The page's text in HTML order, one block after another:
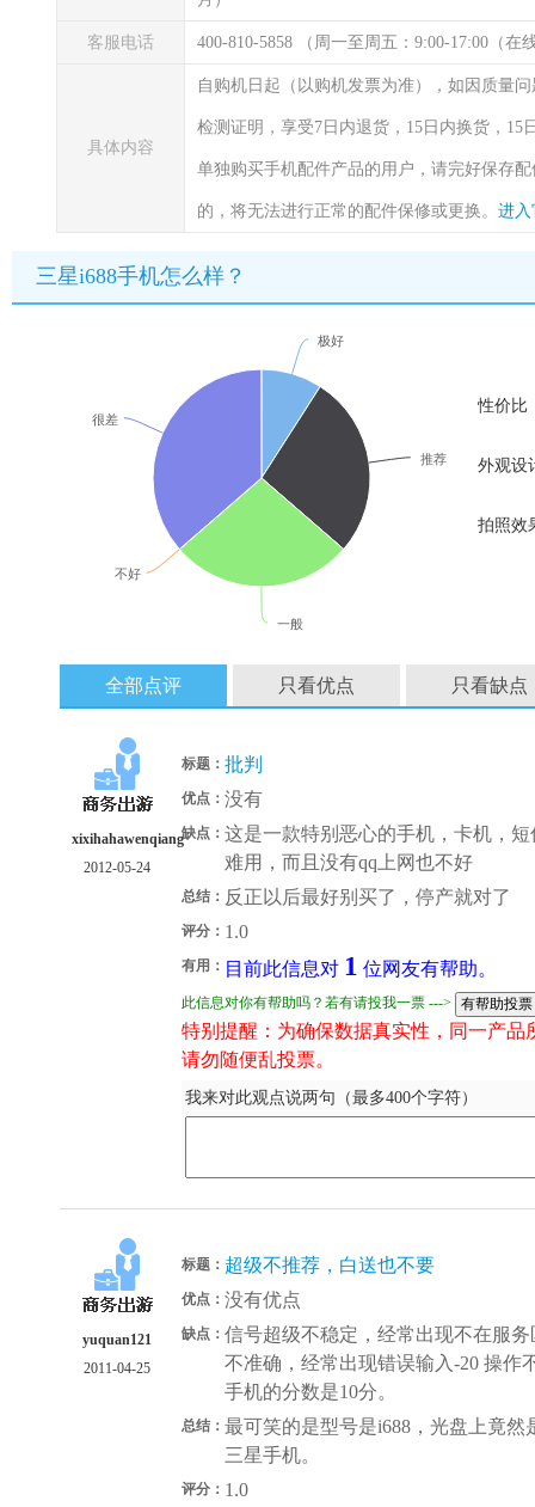
客服电话 400-810-5858 （周一至周五：9:00-17:00（在
具体内容
自购机日起（以购机发票为准），如因质量
检测证明，享受7日内退货，15日内换货，
单独购买手机配件产品的用户，请完好保存
的，将无法进行正常的配件保修或更换。 进入
三星i688手机怎么样？
极好
推荐
一般
不好
很差
性价比
外观设
拍照效
全部点评 只看优点 只看缺点
xixihahawenqiang
2012-05-24
标题： 批判
优点： 没有
缺点： 这是一款特别恶心的手机，卡机，
难用，而且没有qq上网也不好
总结： 反正以后最好别买了，停产就对了
评分： 1.0
有用： 目前此信息对 1 位网友有帮助。
此信息对你有帮助吗？若有请投我一票 --->
特别提醒：为确保数据真实性，同一产
请勿随便乱投票。
我来对此观点说两句（最多400个字符）
yuquan121
2011-04-25
标题： 超级不推荐，白送也不要
优点： 没有优点
缺点： 信号超级不稳定，经常出现不在服
不准确，经常出现错误输入-20 操作
手机的分数是10分。
总结： 最可笑的是型号是i688，光盘上竟
三星手机。
评分： 1.0